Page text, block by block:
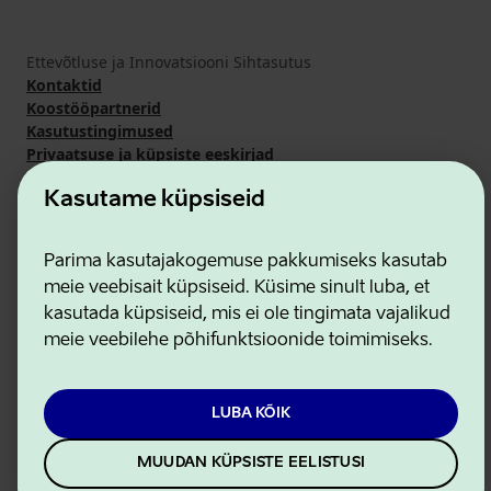
Kasutame küpsiseid
Parima kasutajakogemuse pakkumiseks kasutab
meie veebisait küpsiseid. Küsime sinult luba, et
kasutada küpsiseid, mis ei ole tingimata vajalikud
meie veebilehe põhifunktsioonide toimimiseks.
LUBA KÕIK
MUUDAN KÜPSISTE EELISTUSI
Ettevõtluse ja Innovatsiooni Sihtasutus
Kontaktid
Koostööpartnerid
Kasutustingimused
Privaatsuse ja küpsiste eeskirjad